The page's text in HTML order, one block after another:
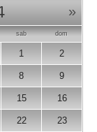
»
sab dom
1 2
8 9
15 16
22 23